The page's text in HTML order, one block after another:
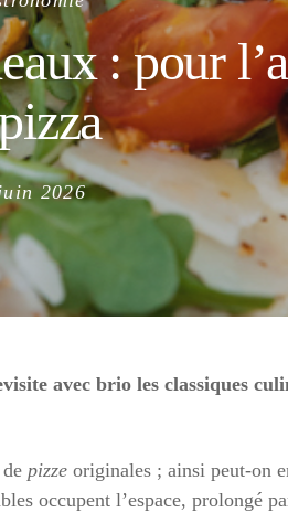
: pour
2026
avec brio les classiques
pizze originales ; ainsi peut-on
occupent l’espace, prolongé